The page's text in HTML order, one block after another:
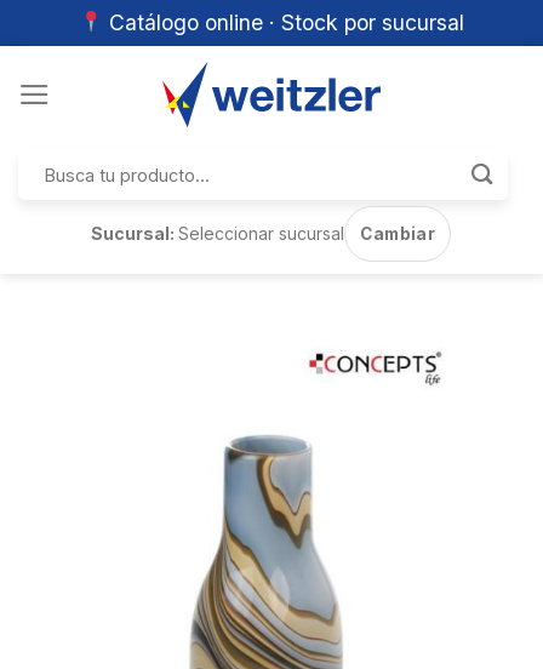
Catálogo online · Stock por sucursal
por:
Sucursal:Seleccionar sucursal Cambiar